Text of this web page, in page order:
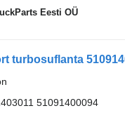
Eesti OÜ
turbosuflanta
51091400094